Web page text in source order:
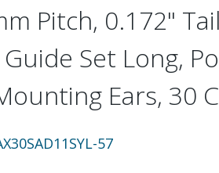
Pitch, 0.172"
Set Long,
Ears, 30
57